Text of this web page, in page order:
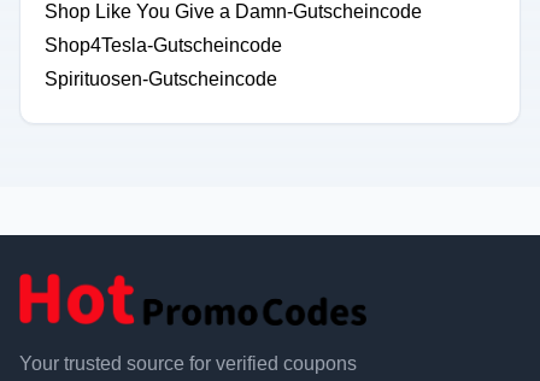
Shop Like You Give a Damn-Gutscheincode
Shop4Tesla-Gutscheincode
Spirituosen-Gutscheincode
Your trusted source for verified coupons